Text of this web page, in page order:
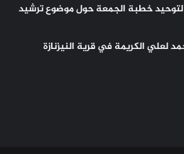
لتوحيد خطبة الجمعة حول موضوع ترشيد
لعلي الكريمة في قرية النيزنازة